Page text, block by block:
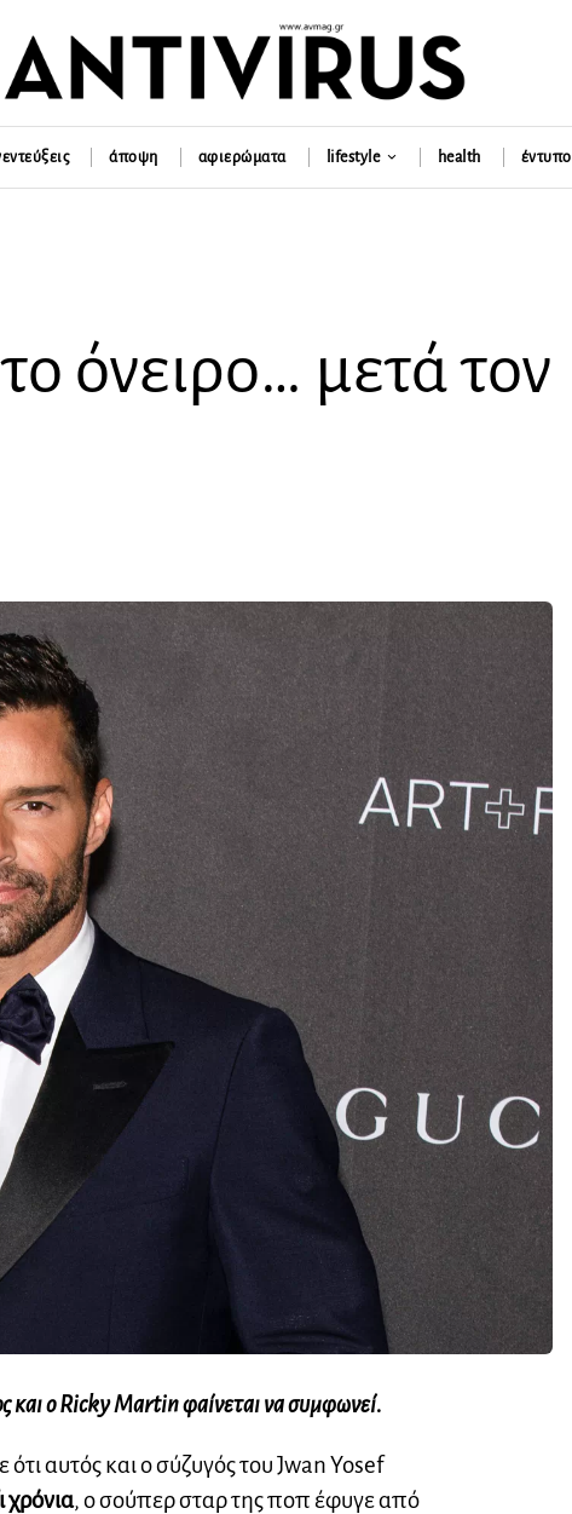
άποψη αφιερώματα lifestyle health έντυπο
όνειρο… μετά τον
και ο Ricky Martin φαίνεται να συμφωνεί.
αυτός και ο σύζυγός του Jwan Yosef
χρόνια, ο σούπερ σταρ της ποπ έφυγε από